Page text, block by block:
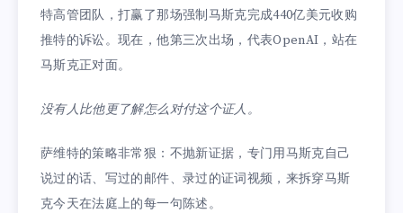
特高管团队，打赢了那场强制马斯克完成440亿美元收购
推特的诉讼。现在，他第三次出场，代表OpenAI，站在
马斯克正对面。
没有人比他更了解怎么对付这个证人。
萨维特的策略非常狠：不抛新证据，专门用马斯克自己
说过的话、写过的邮件、录过的证词视频，来拆穿马斯
克今天在法庭上的每一句陈述。